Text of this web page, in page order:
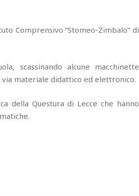
Comprensivo “Stomeo-Zimbalo” di
scassinando alcune macchinette
materiale didattico ed elettronico.
della Questura di Lecce che hanno